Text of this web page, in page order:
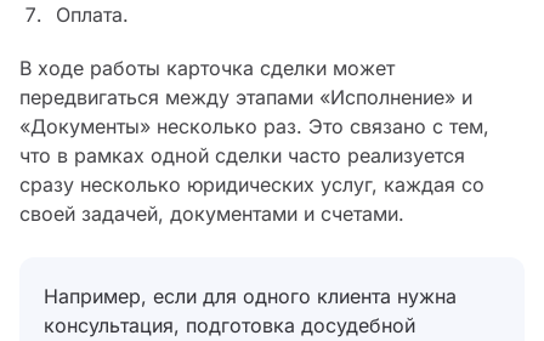
Оплата.
В ходе работы карточка сделки может
передвигаться между этапами «Исполнение» и
«Документы» несколько раз. Это связано с тем,
что в рамках одной сделки часто реализуется
сразу несколько юридических услуг, каждая со
своей задачей, документами и счетами.
Например, если для одного клиента нужна
консультация, подготовка досудебной